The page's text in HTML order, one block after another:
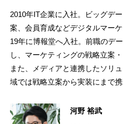
2010年IT企業に入社。ビッグデ
案、会員育成などデジタルマー
19年に博報堂へ入社。前職のデ
し、マーケティングの戦略立案
また、メディアと連携したソリ
域では戦略立案から実装にまで携
河野 裕武